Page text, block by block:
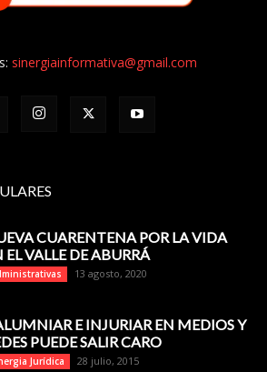
sinergiainformativa@gmail.com
CUARENTENA POR LA VIDA
EL VALLE DE ABURRÁ
13 agosto, 2020
E INJURIAR EN MEDIOS Y
PUEDE SALIR CARO
Jurídica 28 julio, 2015